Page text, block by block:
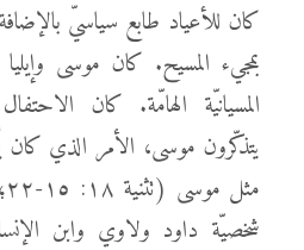
كان للأعياد طابع سياسيّ
بمجيء المسيح. كان موسى
المسيانيّة الهامّة. كان
يتذكّرون موسى، الأمر الذي كان